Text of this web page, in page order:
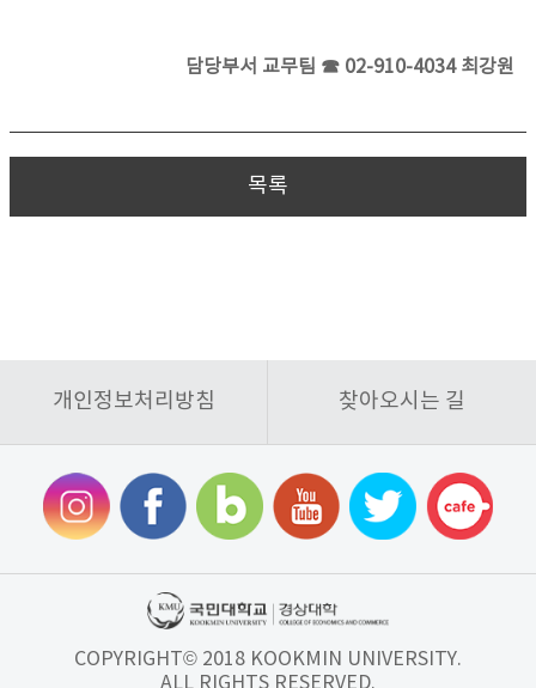
담당부서 교무팀 ☎ 02-910-4034 최강원
목록
개인정보처리방침 찾아오시는 길
COPYRIGHT© 2018 KOOKMIN UNIVERSITY.
ALL RIGHTS RESERVED.